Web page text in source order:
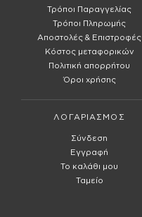
Τρόποι Παραγγελίας
Τρόποι Πληρωμής
Αποστολές & Επιστροφές
Κόστος μεταφορικών
Πολιτική απορρήτου
Όροι χρήσης
ΛΟΓΑΡΙΑΣΜΟΣ
Σύνδεση
Εγγραφή
Το καλάθι μου
Ταμείο